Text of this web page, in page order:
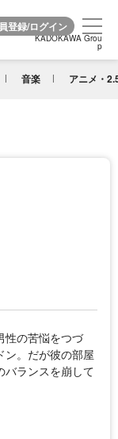
KADOKAWA Grou
p
音楽 アニメ・
KADOKAWA Grou
p
性の苦悩をつづ
ン。だが彼の部屋
バランスを崩して